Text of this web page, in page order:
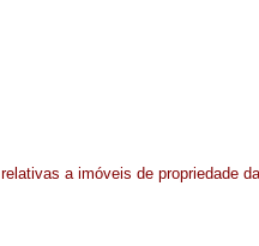
a imóveis de propriedade